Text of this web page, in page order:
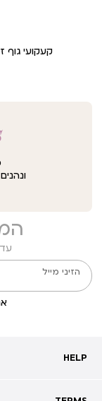
קעקועי גוף
הזיני מייל
HELP
HELP
שאלות ותשובות